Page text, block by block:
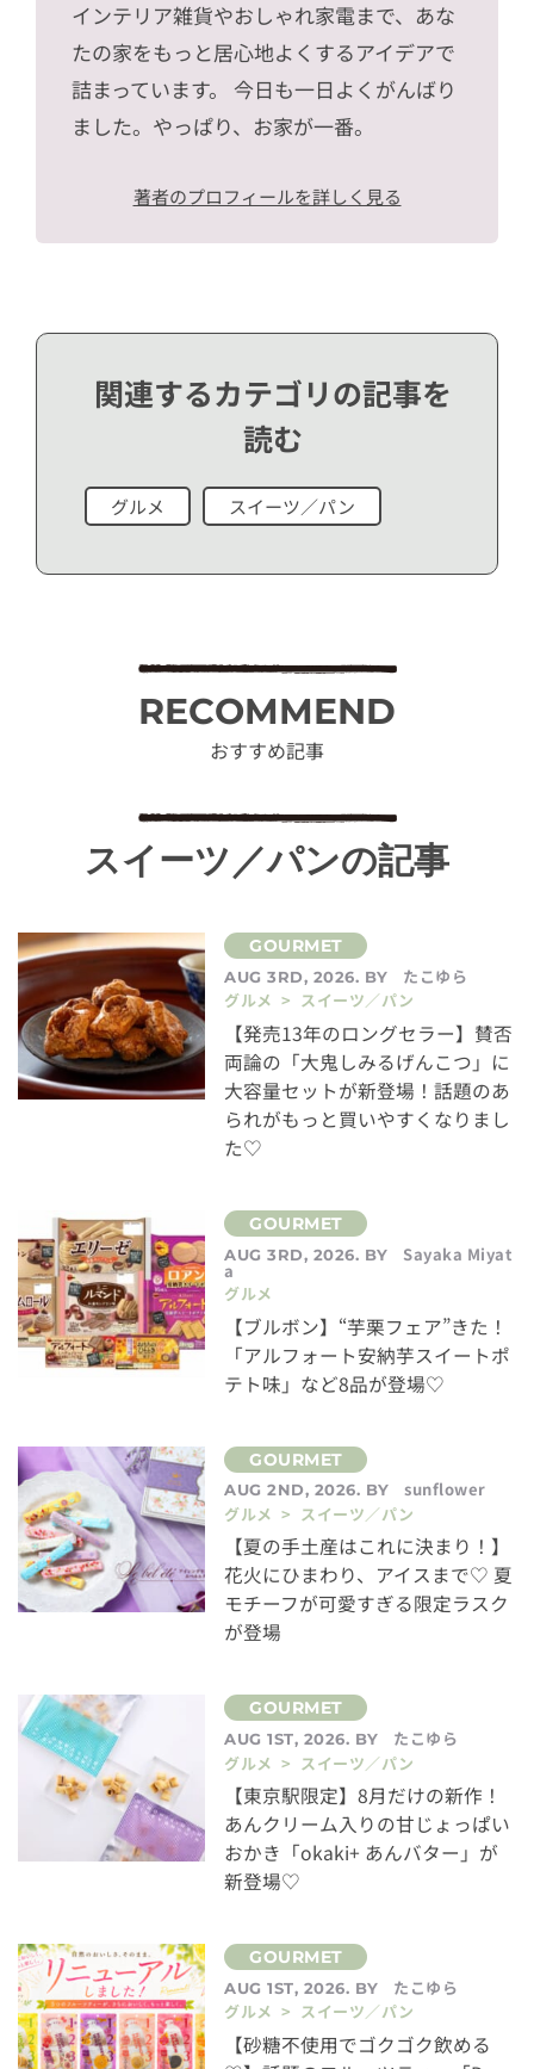
インテリア雑貨やおしゃれ家電まで、あな
たの家をもっと居心地よくするアイデアで
詰まっています。 今日も一日よくがんばり
ました。やっぱり、お家が一番。
著者のプロフィールを詳しく見る
関連するカテゴリの記事を
読む
グルメ スイーツ／パン
RECOMMEND
おすすめ記事
スイーツ／パンの記事
AUG 3RD, 2026. BY
たこゆら
グルメ > スイーツ／パン
【発売13年のロングセラー】賛否
両論の「大鬼しみるげんこつ」に
大容量セットが新登場！話題のあ
られがもっと買いやすくなりまし
た♡
AUG 3RD, 2026. BY Sayaka Miyat
a
グルメ
【ブルボン】“芋栗フェア”きた！
「アルフォート安納芋スイートポ
テト味」など8品が登場♡
AUG 2ND, 2026. BY
sunflower
グルメ > スイーツ／パン
【夏の手土産はこれに決まり！】
花火にひまわり、アイスまで♡ 夏
モチーフが可愛すぎる限定ラスク
が登場
AUG 1ST, 2026. BY
たこゆら
グルメ > スイーツ／パン
【東京駅限定】8月だけの新作！
あんクリーム入りの甘じょっぱい
おかき「okaki+ あんバター」が
新登場♡
AUG 1ST, 2026. BY
たこゆら
グルメ > スイーツ／パン
【砂糖不使用でゴクゴク飲める